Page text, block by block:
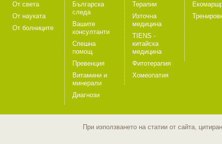
От света
От науката
От болниците
Българска
следа
Вашите
консултанти
Спешна
помощ
Превенция
Витамини и
минерали
Диагнози
Терапии
Източна
медицина
TIENS -
китайска
медицина
Фитотерапия
Хомеопатия
При използването на статии от сайта,